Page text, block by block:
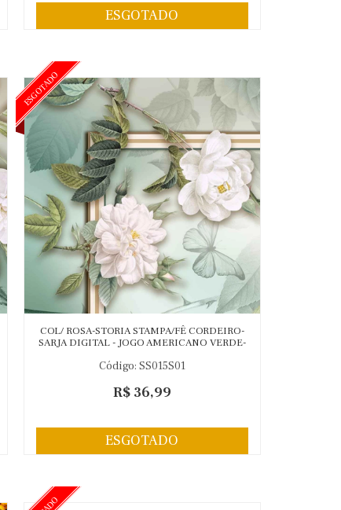
ESGOTADO
ESGOTADO
COL/ ROSA-STORIA STAMPA/FÊ CORDEIRO-
SARJA DIGITAL - JOGO AMERICANO VERDE-
Código: SS015S01
R$ 36,99
ESGOTADO